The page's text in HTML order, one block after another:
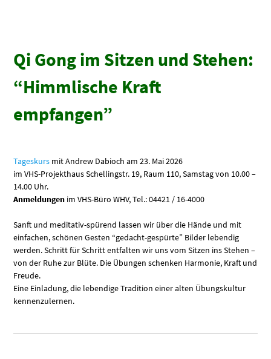
Qi Gong im Sitzen und Stehen:
“Himmlische Kraft
empfangen”
Tageskurs mit Andrew Dabioch am 23. Mai 2026
im VHS-Projekthaus Schellingstr. 19, Raum 110, Samstag von 10.00 –
14.00 Uhr.
Anmeldungen im VHS-Büro WHV, Tel.: 04421 / 16-4000
Sanft und meditativ-spürend lassen wir über die Hände und mit
einfachen, schönen Gesten “gedacht-gespürte” Bilder lebendig
werden. Schritt für Schritt entfalten wir uns vom Sitzen ins Stehen –
von der Ruhe zur Blüte. Die Übungen schenken Harmonie, Kraft und
Freude.
Eine Einladung, die lebendige Tradition einer alten Übungskultur
kennenzulernen.